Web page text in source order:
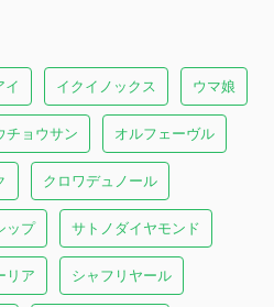
イ イクイノックス ウマ娘
チョウサン オルフェーヴル
クロワデュノール
ップ サトノダイヤモンド
リア シャフリヤール